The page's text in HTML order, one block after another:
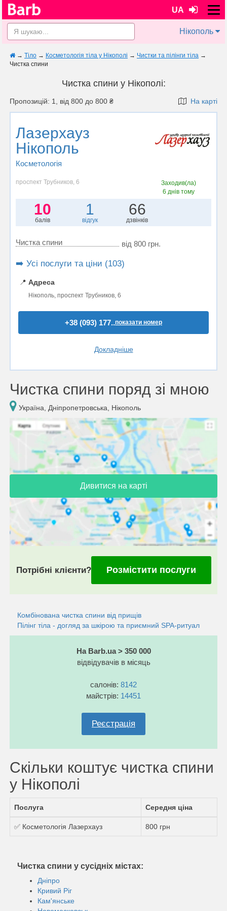
UA
Нікополь
→ Тіло → Косметологія тіла у Нікополі → Чистки та пілінги тіла →
Чистка спини
Чистка спини у Нікополі:
Пропозицій: 1, від 800 до 800 ₴ На карті
Лазерхауз
Нікополь
Косметологія
проспект Трубников, 6
Заходив(ла)
6 днів тому
10
балів
1
відгук
66
дзвінків
Чистка спини від 800 грн.
➡️ Усі послуги та ціни (103)
📍 Адреса
Нікополь, проспект Трубников, 6
+38 (093) 177..показати номер
Докладніше
Чистка спини поряд зі мною
Україна, Дніпропетровська, Нікополь
Дивитися на карті
Потрібні клієнти? Розмістити послуги
Комбінована чистка спини від прищів
Пілінг тіла - догляд за шкірою та приємний SPA-ритуал
На Barb.ua > 350 000
відвідувачів в місяць
салонів: 8142
майстрів: 14451
Реєстрація
Скільки коштує чистка спини
у Нікополі
Послуга Середня ціна
✅ Косметологія Лазерхауз 800 грн
Чистка спини у сусідніх містах:
Дніпро
Кривий Ріг
Кам'янське